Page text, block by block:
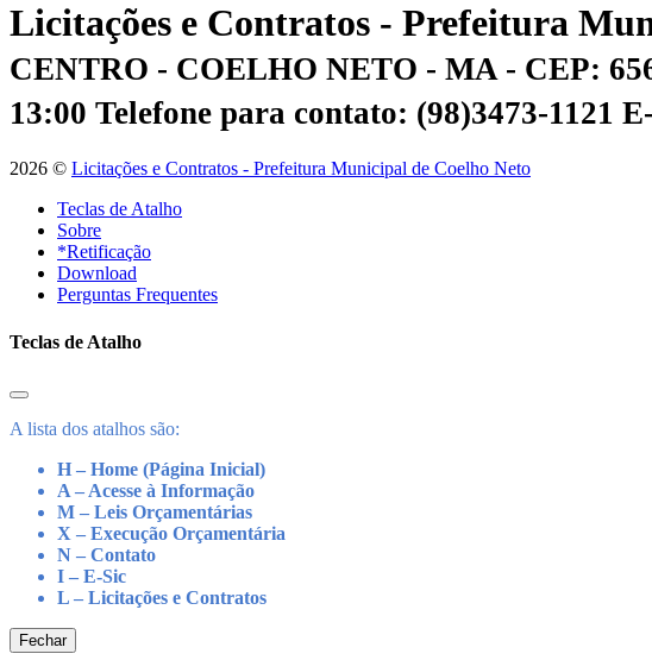
Licitações e Contratos - Prefeitura
CENTRO - COELHO NETO - MA - CEP:
13:00 Telefone para contato: (98)3473-1121
2026 © Licitações e Contratos - Prefeitura Municipal de Coelho Neto
Teclas de Atalho
Sobre
*Retificação
Download
Perguntas Frequentes
Teclas de Atalho
A lista dos atalhos são:
H – Home (Página Inicial)
A – Acesse à Informação
M – Leis Orçamentárias
X – Execução Orçamentária
N – Contato
I – E-Sic
L – Licitações e Contratos
Fechar